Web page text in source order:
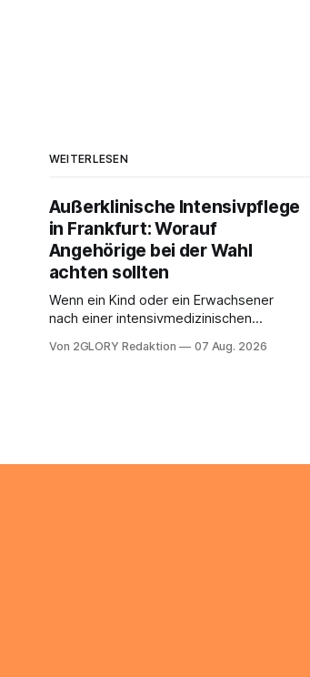
WEITERLESEN
Außerklinische Intensivpflege
in Frankfurt: Worauf
Angehörige bei der Wahl
achten sollten
Wenn ein Kind oder ein Erwachsener
nach einer intensivmedizinischen
oder eine engmaschige pflegerische
Intensivpflege bietet genau diese
Von 2GLORY Redaktion 07 Aug. 2026